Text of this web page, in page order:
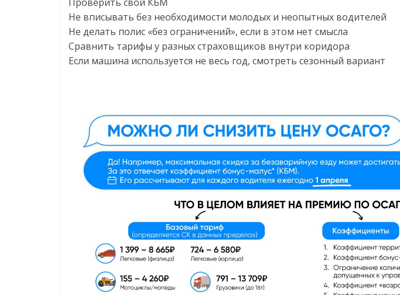
Не вписывать без необходимости молодых и неопытных водителей
Не делать полис «без ограничений», если в этом нет смысла
Сравнить тарифы у разных страховщиков внутри коридора
Если машина используется не весь год, смотреть сезонный вариант